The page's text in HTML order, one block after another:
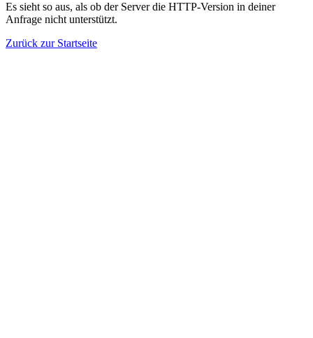
Es sieht so aus, als ob der Server die HTTP-Version in deiner
Anfrage nicht unterstützt.
Zurück zur Startseite